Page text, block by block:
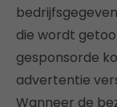
die wordt
gesponsorde
advertentie
Wanneer de